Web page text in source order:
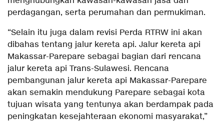
perdagangan, serta perumahan dan permukiman.
“Selain itu juga dalam revisi Perda RTRW ini akan
dibahas tentang jalur kereta api. Jalur kereta api
Makassar-Parepare sebagai bagian dari rencana
jalur kereta api Trans-Sulawesi. Rencana
pembangunan jalur kereta api Makassar-Parepare
akan semakin mendukung Parepare sebagai kota
tujuan wisata yang tentunya akan berdampak pada
peningkatan kesejahteraan ekonomi masyarakat,”